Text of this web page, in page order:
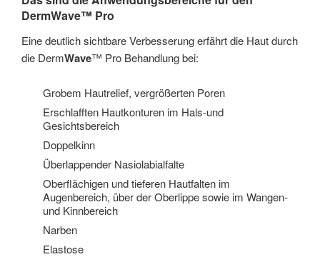
DermWave™ Pro
Eine deutlich sichtbare Verbesserung erfährt die Haut durch
die DermWave™ Pro Behandlung bei:
Grobem Hautrelief, vergrößerten Poren
Erschlafften Hautkonturen im Hals-und
Gesichtsbereich
Doppelkinn
Überlappender Nasiolabialfalte
Oberflächigen und tieferen Hautfalten im
Augenbereich, über der Oberlippe sowie im Wangen-
und Kinnbereich
Narben
Elastose